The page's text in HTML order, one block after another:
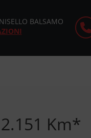
BALSAMO
Km*